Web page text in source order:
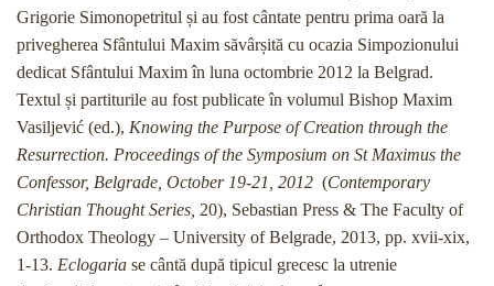
Grigorie Simonopetritul și au fost cântate pentru prima oară la
privegherea Sfântului Maxim săvârșită cu ocazia Simpozionului
dedicat Sfântului Maxim în luna octombrie 2012 la Belgrad.
Textul și partiturile au fost publicate în volumul Bishop Maxim
Vasiljević (ed.), Knowing the Purpose of Creation through the
Resurrection. Proceedings of the Symposium on St Maximus the
Confessor, Belgrade, October 19-21, 2012 (Contemporary
Christian Thought Series, 20), Sebastian Press & The Faculty of
Orthodox Theology – University of Belgrade, 2013, pp. xvii-xix,
1-13. Eclogaria se cântă după tipicul grecesc la utrenie